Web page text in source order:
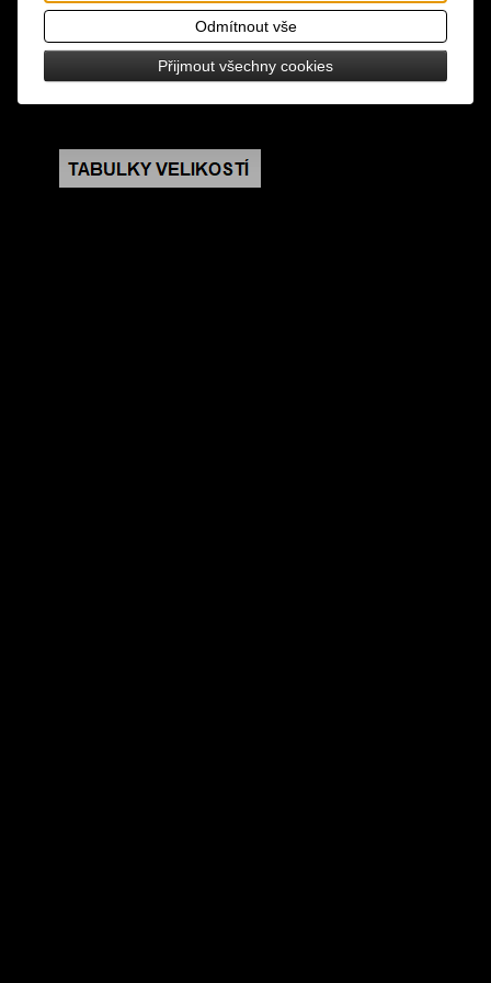
potiskem a stříbrnými glitry, plastová rukojeť s
poutkem
rozměry: délka 24 cm, šířka cca 40 cm
Odmítnout vše
Přijmout všechny cookies